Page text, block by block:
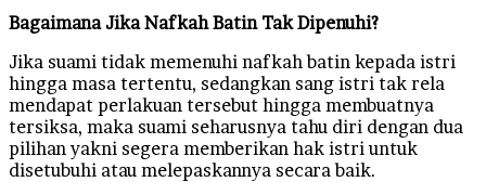
Bagaimana Jika Nafkah Batin Tak Dipenuhi?
Jika suami tidak memenuhi nafkah batin kepada istri
hingga masa tertentu, sedangkan sang istri tak rela
mendapat perlakuan tersebut hingga membuatnya
tersiksa, maka suami seharusnya tahu diri dengan dua
pilihan yakni segera memberikan hak istri untuk
disetubuhi atau melepaskannya secara baik.